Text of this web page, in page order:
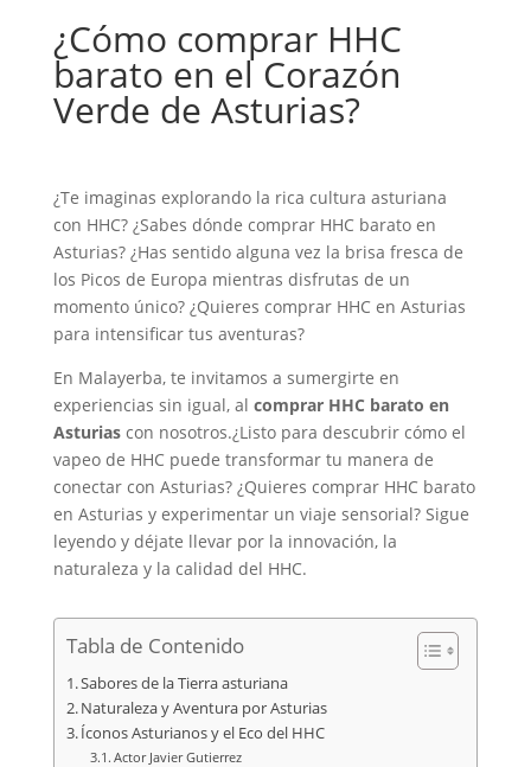
¿Cómo comprar HHC
barato en el Corazón
Verde de Asturias?
¿Te imaginas explorando la rica cultura asturiana
con HHC? ¿Sabes dónde comprar HHC barato en
Asturias? ¿Has sentido alguna vez la brisa fresca de
los Picos de Europa mientras disfrutas de un
momento único? ¿Quieres comprar HHC en Asturias
para intensificar tus aventuras?
En Malayerba, te invitamos a sumergirte en
experiencias sin igual, al comprar HHC barato en
Asturiascon nosotros.¿Listo para descubrir cómo el
vapeo de HHC puede transformar tu manera de
conectar con Asturias? ¿Quieres comprar HHC barato
en Asturias y experimentar un viaje sensorial? Sigue
leyendo y déjate llevar por la innovación, la
naturaleza y la calidad del HHC.
Tabla de Contenido
Sabores de la Tierra asturiana
Naturaleza y Aventura por Asturias
Íconos Asturianos y el Eco del HHC
Actor Javier Gutierrez